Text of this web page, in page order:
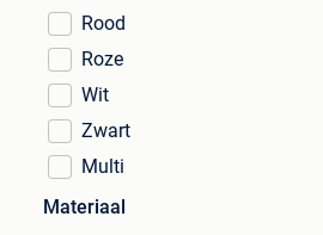
Rood
Roze
Wit
Zwart
Multi
Materiaal